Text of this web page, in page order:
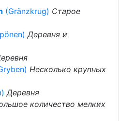
(Gränzkrug) Старое
Деревня и
Несколько крупных
Деревня
количество мелких